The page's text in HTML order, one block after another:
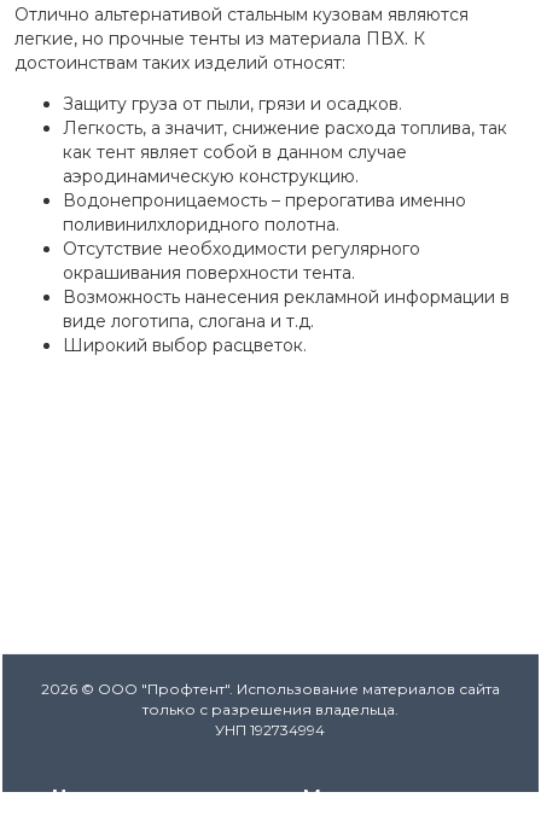
Отлично альтернативой стальным кузовам являются
легкие, но прочные тенты из материала ПВХ. К
достоинствам таких изделий относят:
Защиту груза от пыли, грязи и осадков.
Легкость, а значит, снижение расхода топлива, так
как тент являет собой в данном случае
аэродинамическую конструкцию.
Водонепроницаемость – прерогатива именно
поливинилхлоридного полотна.
Отсутствие необходимости регулярного
окрашивания поверхности тента.
Возможность нанесения рекламной информации в
виде логотипа, слогана и т.д.
Широкий выбор расцветок.
2026 © ООО "Профтент". Использование материалов сайта
только с разрешения владельца.
УНП 192734994
Наши контакты Мы в соцсетях